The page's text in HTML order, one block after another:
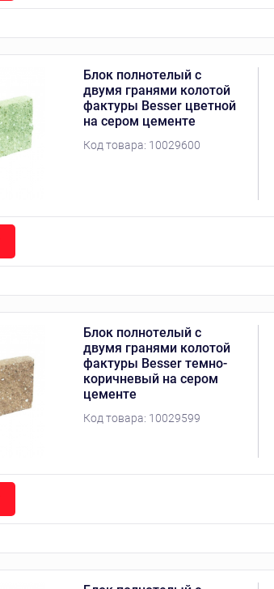
Блок полнотелый с
двумя гранями колотой
фактуры Besser цветной
на сером цементе
Код товара: 10029600
Блок полнотелый с
двумя гранями колотой
фактуры Besser темно-
коричневый на сером
цементе
Код товара: 10029599